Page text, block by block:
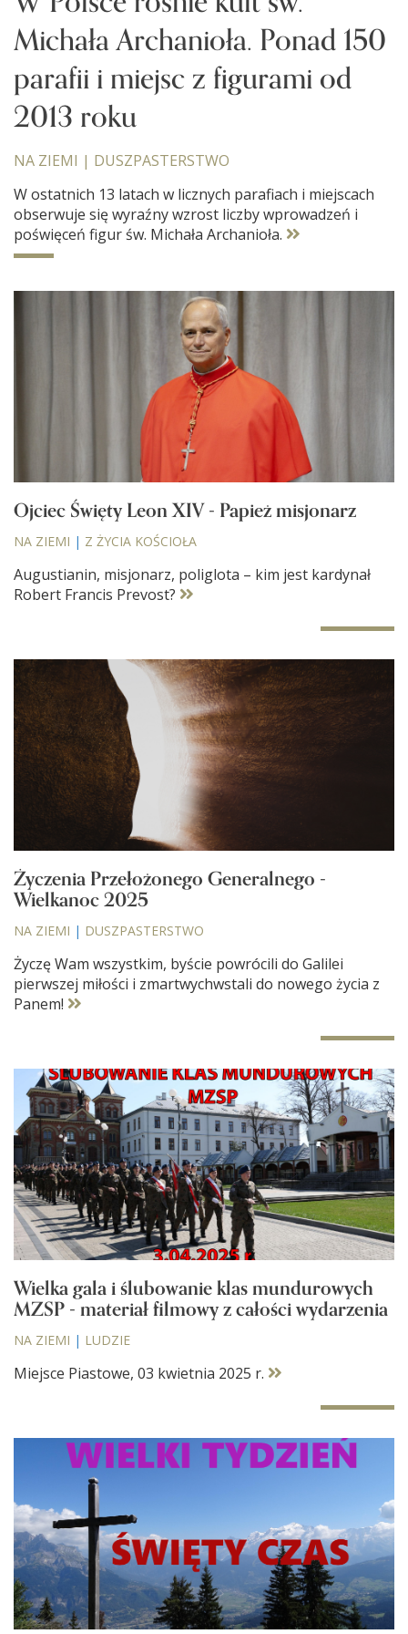
Michała Archanioła. Ponad 150
parafii i miejsc z figurami od
2013 roku
NA ZIEMI | DUSZPASTERSTWO
W ostatnich 13 latach w licznych parafiach i miejscach
obserwuje się wyraźny wzrost liczby wprowadzeń i
poświęceń figur św. Michała Archanioła.
Ojciec Święty Leon XIV - Papież misjonarz
NA ZIEMI | Z ŻYCIA KOŚCIOŁA
Augustianin, misjonarz, poliglota – kim jest kardynał
Robert Francis Prevost?
Życzenia Przełożonego Generalnego -
Wielkanoc 2025
NA ZIEMI | DUSZPASTERSTWO
Życzę Wam wszystkim, byście powrócili do Galilei
pierwszej miłości i zmartwychwstali do nowego życia z
Panem!
Wielka gala i ślubowanie klas mundurowych
MZSP - materiał filmowy z całości wydarzenia
NA ZIEMI | LUDZIE
Miejsce Piastowe, 03 kwietnia 2025 r.